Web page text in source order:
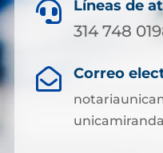
 Líneas de
314 748
 Correo